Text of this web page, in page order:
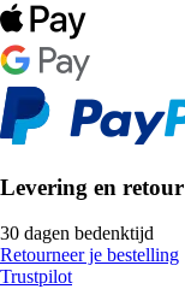
Levering en retour
30 dagen bedenktijd
Retourneer je bestelling
Trustpilot